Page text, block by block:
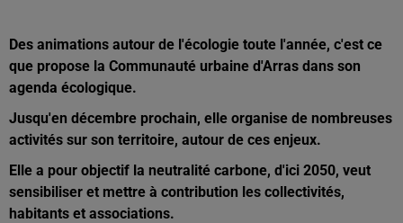
Des animations autour de l'écologie toute l'année, c'est ce
que propose la Communauté urbaine d'Arras dans son
agenda écologique.
Jusqu'en décembre prochain, elle organise de nombreuses
activités sur son territoire, autour de ces enjeux.
Elle a pour objectif la neutralité carbone, d'ici 2050, veut
sensibiliser et mettre à contribution les collectivités,
habitants et associations.